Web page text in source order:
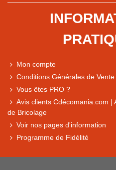
Express,
Mon compte
Conditions Générales de Vente
Vous êtes PRO ?
Avis clients Cdécomania.com |
de Bricolage
Voir nos pages d'information
Programme de Fidélité